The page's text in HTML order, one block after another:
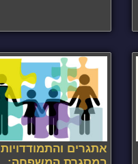
אתגרים והתמודדויות